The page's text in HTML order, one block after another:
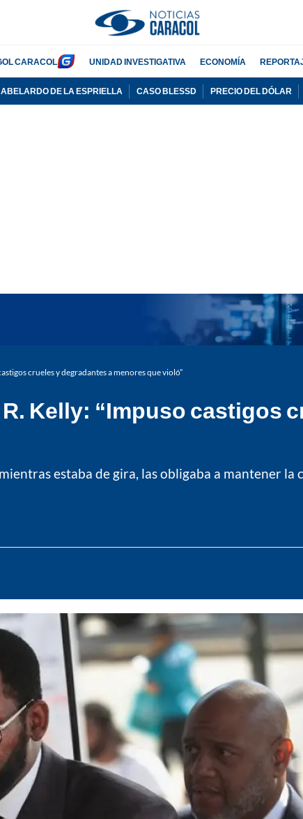
CARACOL UNIDAD INVESTIGATIVA ECONOMÍA
ABELARDO DE LA ESPRIELLA CASO BLESSD PRECIO DEL DÓLAR
crueles y degradantes a menores que violó”
Kelly: “Impuso castigos
estaba de gira, las obligaba a mantener la